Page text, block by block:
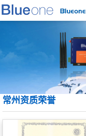
常州资质荣誉